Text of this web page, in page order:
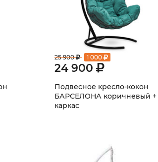
25 900 1 000
24 900
Подвесное кресло-кокон
БАРСЕЛОНА коричневый +
каркас